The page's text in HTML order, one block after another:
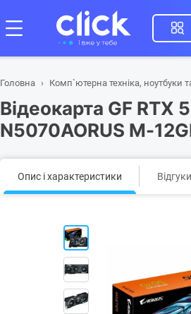
Головна Комп`ютерна техніка, ноутбуки
Відеокарта GF RTX
N5070AORUS M-
Опис і характеристики Відгуки